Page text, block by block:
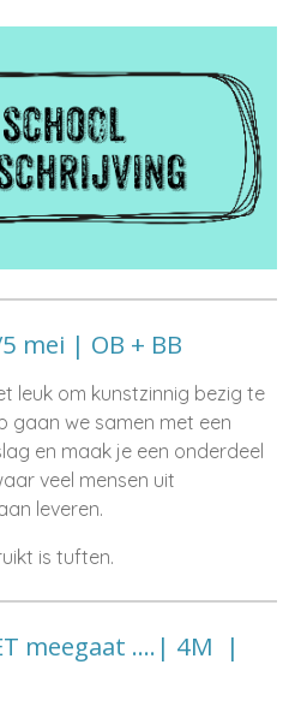
mei | OB + BB
leuk om kunstzinnig bezig te
gaan we samen met een
en maak je een onderdeel
veel mensen uit
leveren.
is tuften.
meegaat ....| 4M |